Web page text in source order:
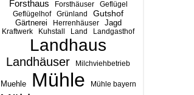
Forsthaus Forsthäuser
Geflügel
Geflügelhof
Grünland
Gutshof
Gärtnerei
Herrenhäuser Jagd
Kraftwerk Kuhstall Land Landgasthof
Landhaus
Landhäuser Milchviehbetrieb
Muehle Mühle Mühle bayern